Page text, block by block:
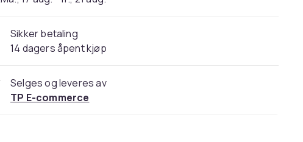
Sikker betaling
14 dagers åpent kjøp
Selges og leveres av
TP E-commerce